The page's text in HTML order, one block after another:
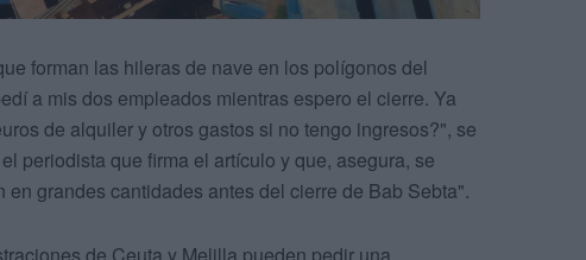
forman las hileras de nave en los polígonos del
a mis dos empleados mientras espero el cierre. Ya
de alquiler y otros gastos si no tengo ingresos?", se
periodista que firma el artículo y que, asegura, se
grandes cantidades antes del cierre de Bab Sebta".